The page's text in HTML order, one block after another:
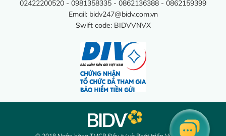
02422200520 - 0981358335 - 0862136388 - 0862159399
Email: bidv247@bidv.com.vn
Swift code: BIDVVNVX